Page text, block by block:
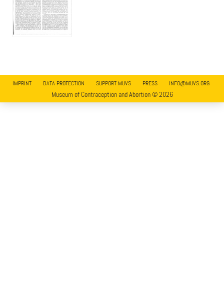
IMPRINT DATA PROTECTION SUPPORT MUVS PRESS INFO@MUVS.ORG
Museum of Contraception and Abortion © 2026